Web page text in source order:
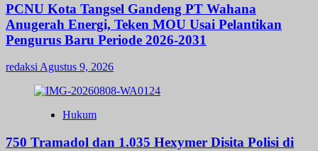
PCNU Kota Tangsel Gandeng PT Wahana
Anugerah Energi, Teken MOU Usai Pelantikan
Pengurus Baru Periode 2026-2031
redaksi Agustus 9, 2026
Hukum
750 Tramadol dan 1.035 Hexymer Disita Polisi di